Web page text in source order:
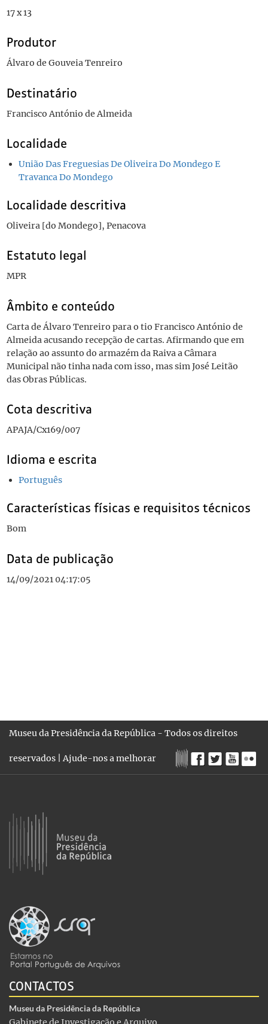
17 x 13
Produtor
Álvaro de Gouveia Tenreiro
Destinatário
Francisco António de Almeida
Localidade
União Das Freguesias De Oliveira Do Mondego E
Travanca Do Mondego
Localidade descritiva
Oliveira [do Mondego], Penacova
Estatuto legal
MPR
Âmbito e conteúdo
Carta de Álvaro Tenreiro para o tio Francisco António de
Almeida acusando recepção de cartas. Afirmando que em
relação ao assunto do armazém da Raiva a Câmara
Municipal não tinha nada com isso, mas sim José Leitão
das Obras Públicas.
Cota descritiva
APAJA/Cx169/007
Idioma e escrita
Português
Características físicas e requisitos técnicos
Bom
Data de publicação
14/09/2021 04:17:05
Museu da Presidência da República - Todos os direitos
reservados |Ajude-nos a melhorar
CONTACTOS
Museu da Presidência da República